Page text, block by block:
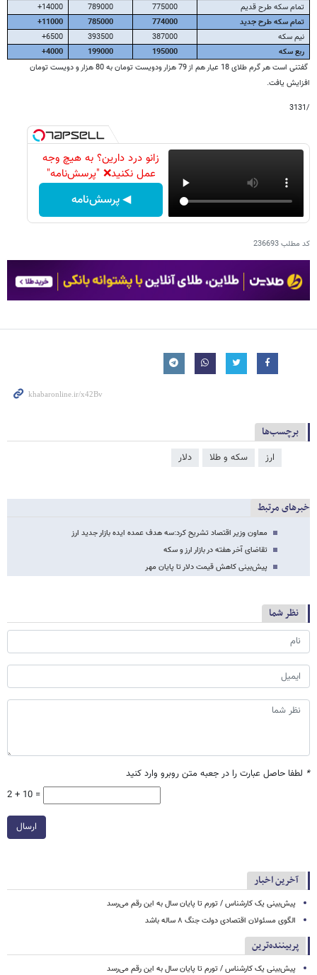
تمام سکه طرح قدیم
775000
789000
14000+
تمام سکه طرح جدید
774000
785000
11000+
نیم سکه
387000
393500
6500+
ربع سکه
195000
199000
4000+
گفتنی است هر گرم طلای 18 عیار هم از 79 هزار ودویست تومان به 80 هزار و دویست تومان
افزایش یافت.
/3131
زانو درد دارین؟ به هیچ وجه
عمل نکنید❌ "پرسش‌نامه"
◀ پرسش‌نامه
کد مطلب236693
برچسب‌ها
ارز سکه و طلا دلار
خبرهای مرتبط
معاون وزیر اقتصاد تشریح کرد:سه هدف عمده ایده بازار جدید ارز
تقاضای آخر هفته در بازار ارز و سکه
پیش‌بینی کاهش قیمت دلار تا پایان مهر
نظر شما
* لطفا حاصل عبارت را در جعبه متن روبرو وارد کنید
2 + 10 =
ارسال
آخرین اخبار
پیش‌بینی یک کارشناس / تورم تا پایان سال به این رقم می‌رسد
الگوی مسئولان اقتصادی دولت جنگ ۸ ساله باشد
پربیننده‌ترین
پیش‌بینی یک کارشناس / تورم تا پایان سال به این رقم می‌رسد